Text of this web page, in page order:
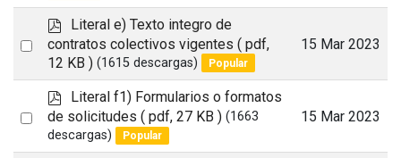
item
Select
p
d
f
Literal e) Texto integro de
contratos colectivos vigentes ( pdf,
12 KB ) (1615 descargas) Popular
15 Mar 2023
Select
p
d
f
Literal f1) Formularios o formatos
de solicitudes ( pdf, 27 KB ) (1663
descargas)
Popular
15 Mar 2023